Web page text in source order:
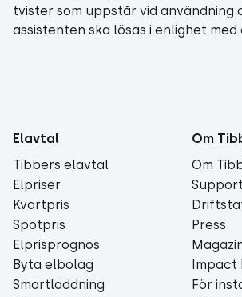
tvister som uppstår vid användning
assistenten ska lösas i enlighet med
Elavtal
Tibbers elavtal
Elpriser
Kvartpris
Spotpris
Elprisprognos
Byta elbolag
Smartladdning
Om
Om
Support
Press
Impact
För